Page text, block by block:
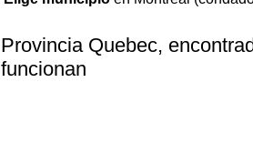
Provincia Quebec,
funcionan